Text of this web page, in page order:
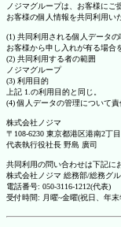
ノジマグループは、お客様に
お客様の個人情報を共同利用い
(1) 共同利用される個人データの
お客様から申し入れが有る場合
(2) 共同利用する者の範囲
ノジマグループ
(3) 利用目的
上記 1.の利用目的と同じ。
(4) 個人データの管理について
株式会社ノジマ
〒108-6230 東京都港区港南2丁
代表執行役社長 野島 廣司
共同利用の問い合わせは下記に
株式会社ノジマ 総務部/総務グ
電話番号: 050-3116-1212(代表)
受付時間: 月曜~金曜(祝日、年末